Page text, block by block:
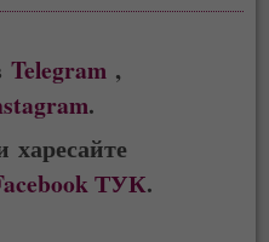
Telegram ,
.
харесайте
ТУК.